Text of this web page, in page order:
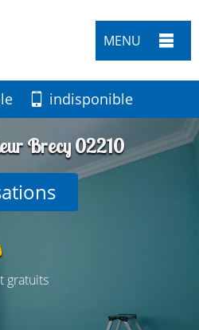
MENU
indisponible
Brecy 02210
gratuits